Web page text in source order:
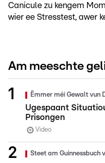
Canicule zu kengem
wier ee Stresstest, awer
Am meeschte
Ëmmer méi Gewalt vun
Ugespaant
Prisongen
Video
Steet am Guinnessbuch